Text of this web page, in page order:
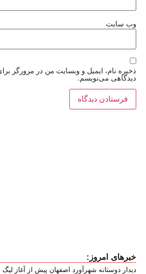
وب‌ سایت
ذخیره نام، ایمیل و وبسایت من در مرورگر
دیدگاهی می‌نویسم.
خبرهای امروز:
دیدار دوستانه شهرآورد اصفهان پیش از آغاز لیگ ۲۶